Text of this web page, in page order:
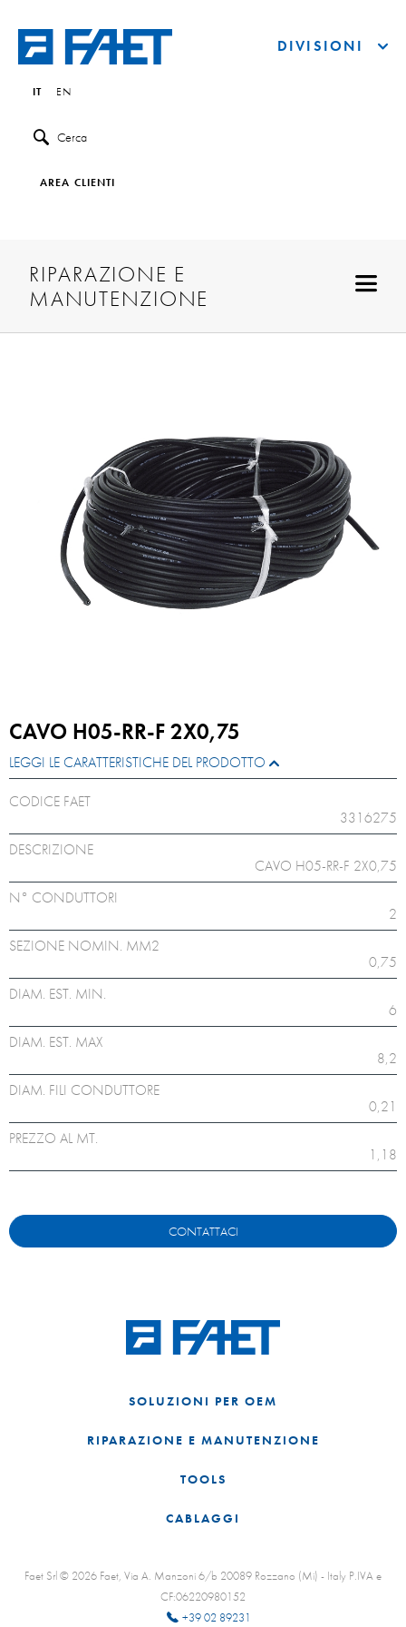
IT EN
Cerca
AREA CLIENTI
DIVISIONI
RIPARAZIONE E
MANUTENZIONE
CAVO H05-RR-F 2X0,75
LEGGI LE CARATTERISTICHE DEL PRODOTTO
CODICE FAET
3316275
DESCRIZIONE
CAVO H05-RR-F 2X0,75
N° CONDUTTORI
2
SEZIONE NOMIN. MM2
0,75
DIAM. EST. MIN.
6
DIAM. EST. MAX
8,2
DIAM. FILI CONDUTTORE
0,21
PREZZO AL MT.
1,18
CONTATTACI
SOLUZIONI PER OEM
RIPARAZIONE E MANUTENZIONE
TOOLS
CABLAGGI
Faet Srl © 2026 Faet, Via A. Manzoni 6/b 20089 Rozzano (Mi) - Italy P.IVA e
CF:06220980152
+39 02 89231